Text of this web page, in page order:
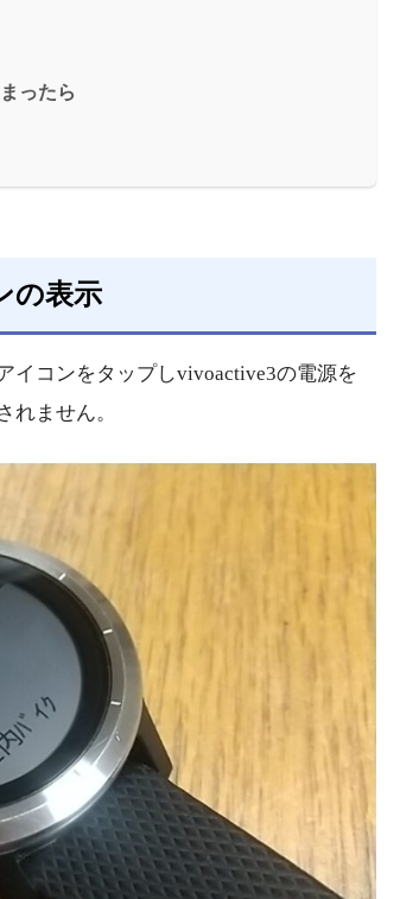
ったら
の表示
イコンをタップしvivoactive3の電源を
れません。